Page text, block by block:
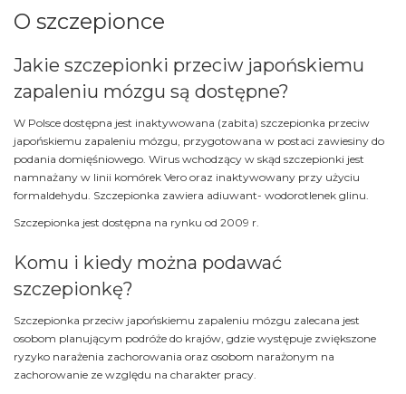
O szczepionce
Jakie szczepionki przeciw japońskiemu
zapaleniu mózgu są dostępne?
W Polsce dostępna jest inaktywowana (zabita) szczepionka przeciw
japońskiemu zapaleniu mózgu, przygotowana w postaci zawiesiny do
podania domięśniowego. Wirus wchodzący w skąd szczepionki jest
namnażany w linii komórek Vero oraz inaktywowany przy użyciu
formaldehydu. Szczepionka zawiera adiuwant- wodorotlenek glinu.
Szczepionka jest dostępna na rynku od 2009 r.
Komu i kiedy można podawać
szczepionkę?
Szczepionka przeciw japońskiemu zapaleniu mózgu zalecana jest
osobom planującym podróże do krajów, gdzie występuje zwiększone
ryzyko narażenia zachorowania oraz osobom narażonym na
zachorowanie ze względu na charakter pracy.